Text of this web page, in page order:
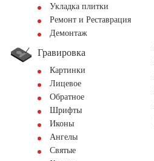
Укладка плитки
Ремонт и Реставрация
Демонтаж
Гравировка
Картинки
Лицевое
Обратное
Шрифты
Иконы
Ангелы
Святые